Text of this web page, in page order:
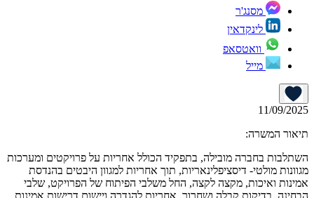
מסנג'ר
לינקדאין
וואטסאפ
מייל
11/09/2025
תיאור המשרה:
השתלבות בחברה מובילה, בתפקיד הכולל אחריות על פרויקטים ומערכות
מגוונות מולטי- דיסציפלינאריות, תוך אחריות למגוון היבטים בהנדסת
אמינות ואיכות, מקצה לקצה, החל משלבי הפיתוח של הפרויקט, שלבי
הבחינה, בדיקות קבלה ושחרור. אחריות להגדרה ויישום דרישות אמינות